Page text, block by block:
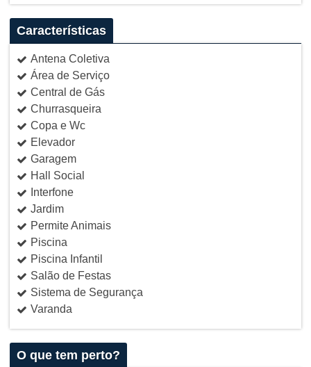
Características
Antena Coletiva
Área de Serviço
Central de Gás
Churrasqueira
Copa e Wc
Elevador
Garagem
Hall Social
Interfone
Jardim
Permite Animais
Piscina
Piscina Infantil
Salão de Festas
Sistema de Segurança
Varanda
O que tem perto?